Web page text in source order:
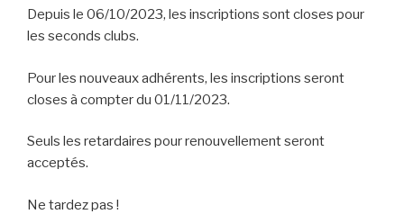
Depuis le 06/10/2023, les inscriptions sont closes pour
les seconds clubs.
Pour les nouveaux adhérents, les inscriptions seront
closes à compter du 01/11/2023.
Seuls les retardaires pour renouvellement seront
acceptés.
Ne tardez pas !